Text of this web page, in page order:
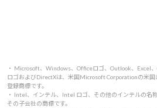
・ Microsoft、Windows、Officeロゴ、Outlook、Excel
ロゴおよびDirectXは、米国Microsoft Corporationの米
登録商標です。
・ Intel、インテル、Intel ロゴ、その他のインテルの名
その子会社の商標です。